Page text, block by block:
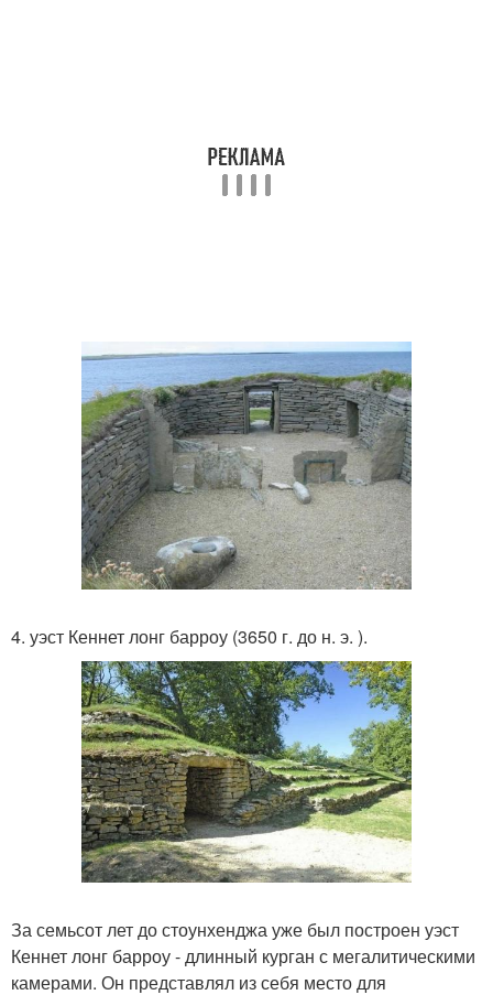
4. уэст Кеннет лонг барроу (3650 г. до н. э. ).
За семьсот лет до стоунхенджа уже был построен уэст
Кеннет лонг барроу - длинный курган с мегалитическими
камерами. Он представлял из себя место для